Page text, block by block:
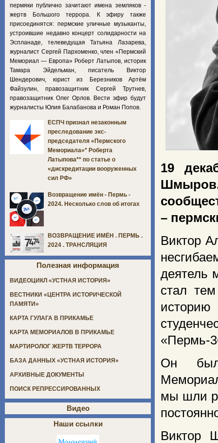
19
–
Виктор
деятель
стал
«Пермь-
Он был
мы шли
Виктор
пермяки публично зачитают имена земляков -
жертв Большого террора. К эфиру также
присоединятся: пермские уличные музыканты,
устроившие недавно концерт солидарности на
Эспланаде, телеведущая Татьяна Лазарева,
журналист Сергей Пархоменко, член «Пермский
Мемориал — Европа» Роберт Латыпов, историк
Тамара Эйдельман, писатель Виктор
Шендерович, юрист из Березников Артём
Файзулин, правозащитник Сергей Трутнев,
правозащитник Олег Орлов. Вести эфир будут
журналисты Юлия Балабанова и Роман Попов.
ЕСПЧ признал незаконным
преследование экс-
председателя «Пермского
Мемориала»* Роберта
Латыпова** по статье о
«дискредитации вооруженных
сил РФ»
Возвращение имён - Пермь -
2024. Несколько слов об итогах
ВОЗВРАЩЕНИЕ ИМЁН . ПЕРМЬ .
2024 . ТРАНСЛЯЦИЯ
Полезная информация
ВИДЕОЦИКЛ «УСТНАЯ ИСТОРИЯ»
ВЕСТНИКИ «ЦЕНТРА ИСТОРИЧЕСКОЙ
ПАМЯТИ»
КАРТА ГУЛАГА В ПРИКАМЬЕ
КАРТА МЕМОРИАЛОВ В ПРИКАМЬЕ
МАРТИРОЛОГ ЖЕРТВ ТЕРРОРА
БАЗА ДАННЫХ «УСТНАЯ ИСТОРИЯ»
АРХИВНЫЕ ДОКУМЕНТЫ
ПОИСК РЕПРЕССИРОВАННЫХ
Видео
Наши ссылки